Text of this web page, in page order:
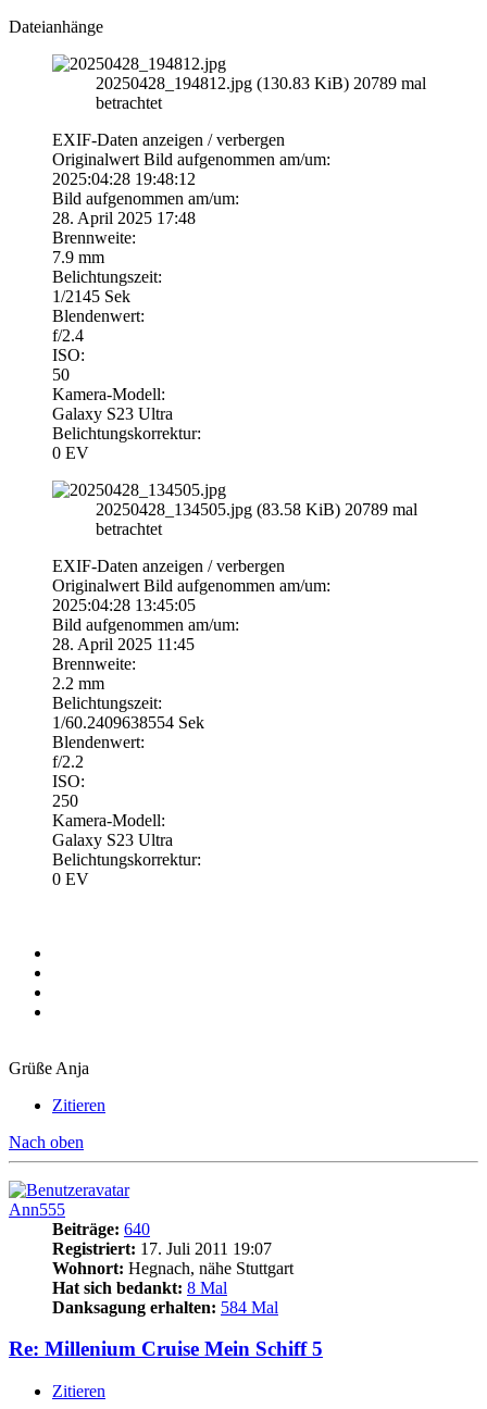
Dateianhänge
20250428_194812.jpg (130.83 KiB) 20789 mal
betrachtet
EXIF-Daten anzeigen / verbergen
Originalwert Bild aufgenommen am/um:
2025:04:28 19:48:12
Bild aufgenommen am/um:
28. April 2025 17:48
Brennweite:
7.9 mm
Belichtungszeit:
1/2145 Sek
Blendenwert:
f/2.4
ISO:
50
Kamera-Modell:
Galaxy S23 Ultra
Belichtungskorrektur:
0 EV
20250428_134505.jpg (83.58 KiB) 20789 mal
betrachtet
EXIF-Daten anzeigen / verbergen
Originalwert Bild aufgenommen am/um:
2025:04:28 13:45:05
Bild aufgenommen am/um:
28. April 2025 11:45
Brennweite:
2.2 mm
Belichtungszeit:
1/60.2409638554 Sek
Blendenwert:
f/2.2
ISO:
250
Kamera-Modell:
Galaxy S23 Ultra
Belichtungskorrektur:
0 EV
Grüße Anja
Zitieren
Nach oben
Ann555
Beiträge: 640
Registriert: 17. Juli 2011 19:07
Wohnort: Hegnach, nähe Stuttgart
Hat sich bedankt: 8 Mal
Danksagung erhalten: 584 Mal
Re: Millenium Cruise Mein Schiff 5
Zitieren